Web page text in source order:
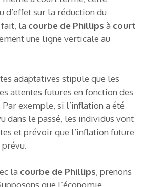
d’effet sur la réduction du
la courbe de Phillips à court
une ligne verticale au
adaptatives stipule que les
attentes futures en fonction des
Par exemple, si l’inflation a été
dans le passé, les individus vont
et prévoir que l’inflation future
la courbe de Phillips, prenons
que l’économie